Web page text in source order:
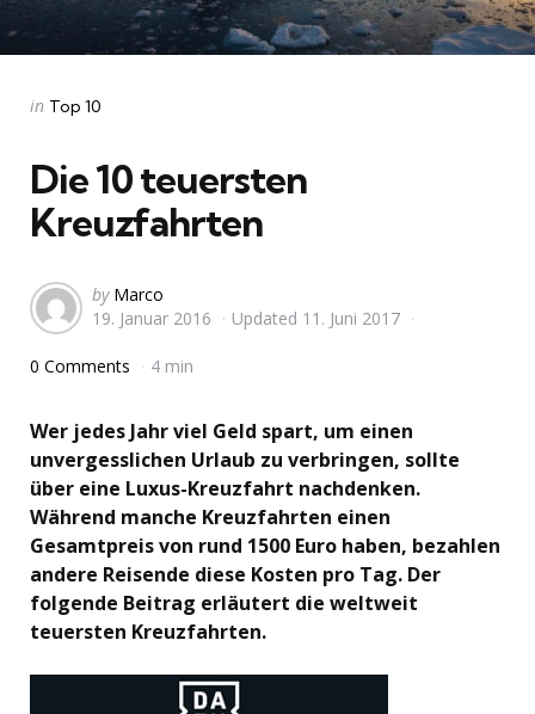
Categories
Posted
in Top 10
Die 10 teuersten
Kreuzfahrten
Posted
by
by Marco
19. Januar 2016
Updated 11. Juni 2017
0 Comments 4 min
Wer jedes Jahr viel Geld spart, um einen
unvergesslichen Urlaub zu verbringen, sollte
über eine Luxus-Kreuzfahrt nachdenken.
Während manche Kreuzfahrten einen
Gesamtpreis von rund 1500 Euro haben, bezahlen
andere Reisende diese Kosten pro Tag. Der
folgende Beitrag erläutert die weltweit
teuersten Kreuzfahrten.